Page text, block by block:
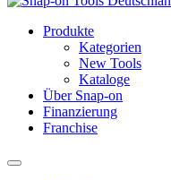
Produkte
Kategorien
New Tools
Kataloge
Über Snap-on
Finanzierung
Franchise